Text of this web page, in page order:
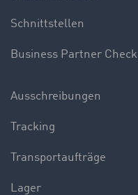
Schnittstellen
Business Partner Check
Ausschreibungen
Tracking
Transportaufträge
Lager